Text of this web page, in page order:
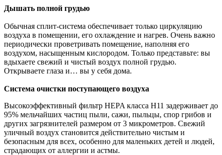
Дышать полной грудью
Обычная сплит-система обеспечивает только циркуляцию
воздуха в помещении, его охлаждение и нагрев. Очень важно
периодически проветривать помещение, наполняя его
воздухом, насыщенным кислородом. Только представьте: вы
вдыхаете свежий и чистый воздух полной грудью.
Открываете глаза и… вы у себя дома.
Система очистки поступающего воздуха
Высокоэффективный фильтр HEPA класса H11 задерживает до
95% мельчайших частиц пыли, сажи, пыльцы, спор грибов и
других загрязнителей размером от 3 микрометров. Свежий
уличный воздух становится действительно чистым и
безопасным для всех, особенно для маленьких детей и людей,
страдающих от аллергии и астмы.